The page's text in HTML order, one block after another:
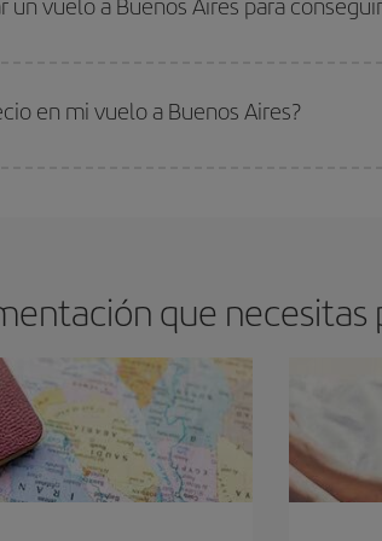
con antelación es
fundamental para
en mi vuelo a Buenos Aires?
que necesitas